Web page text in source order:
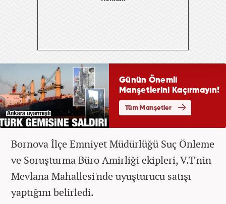
Bornova İlçe Emniyet Müdürlüğü Suç Önleme
ve Soruşturma Büro Amirliği ekipleri, V.T'nin
Mevlana Mahallesi'nde uyuşturucu satışı
yaptığını belirledi.